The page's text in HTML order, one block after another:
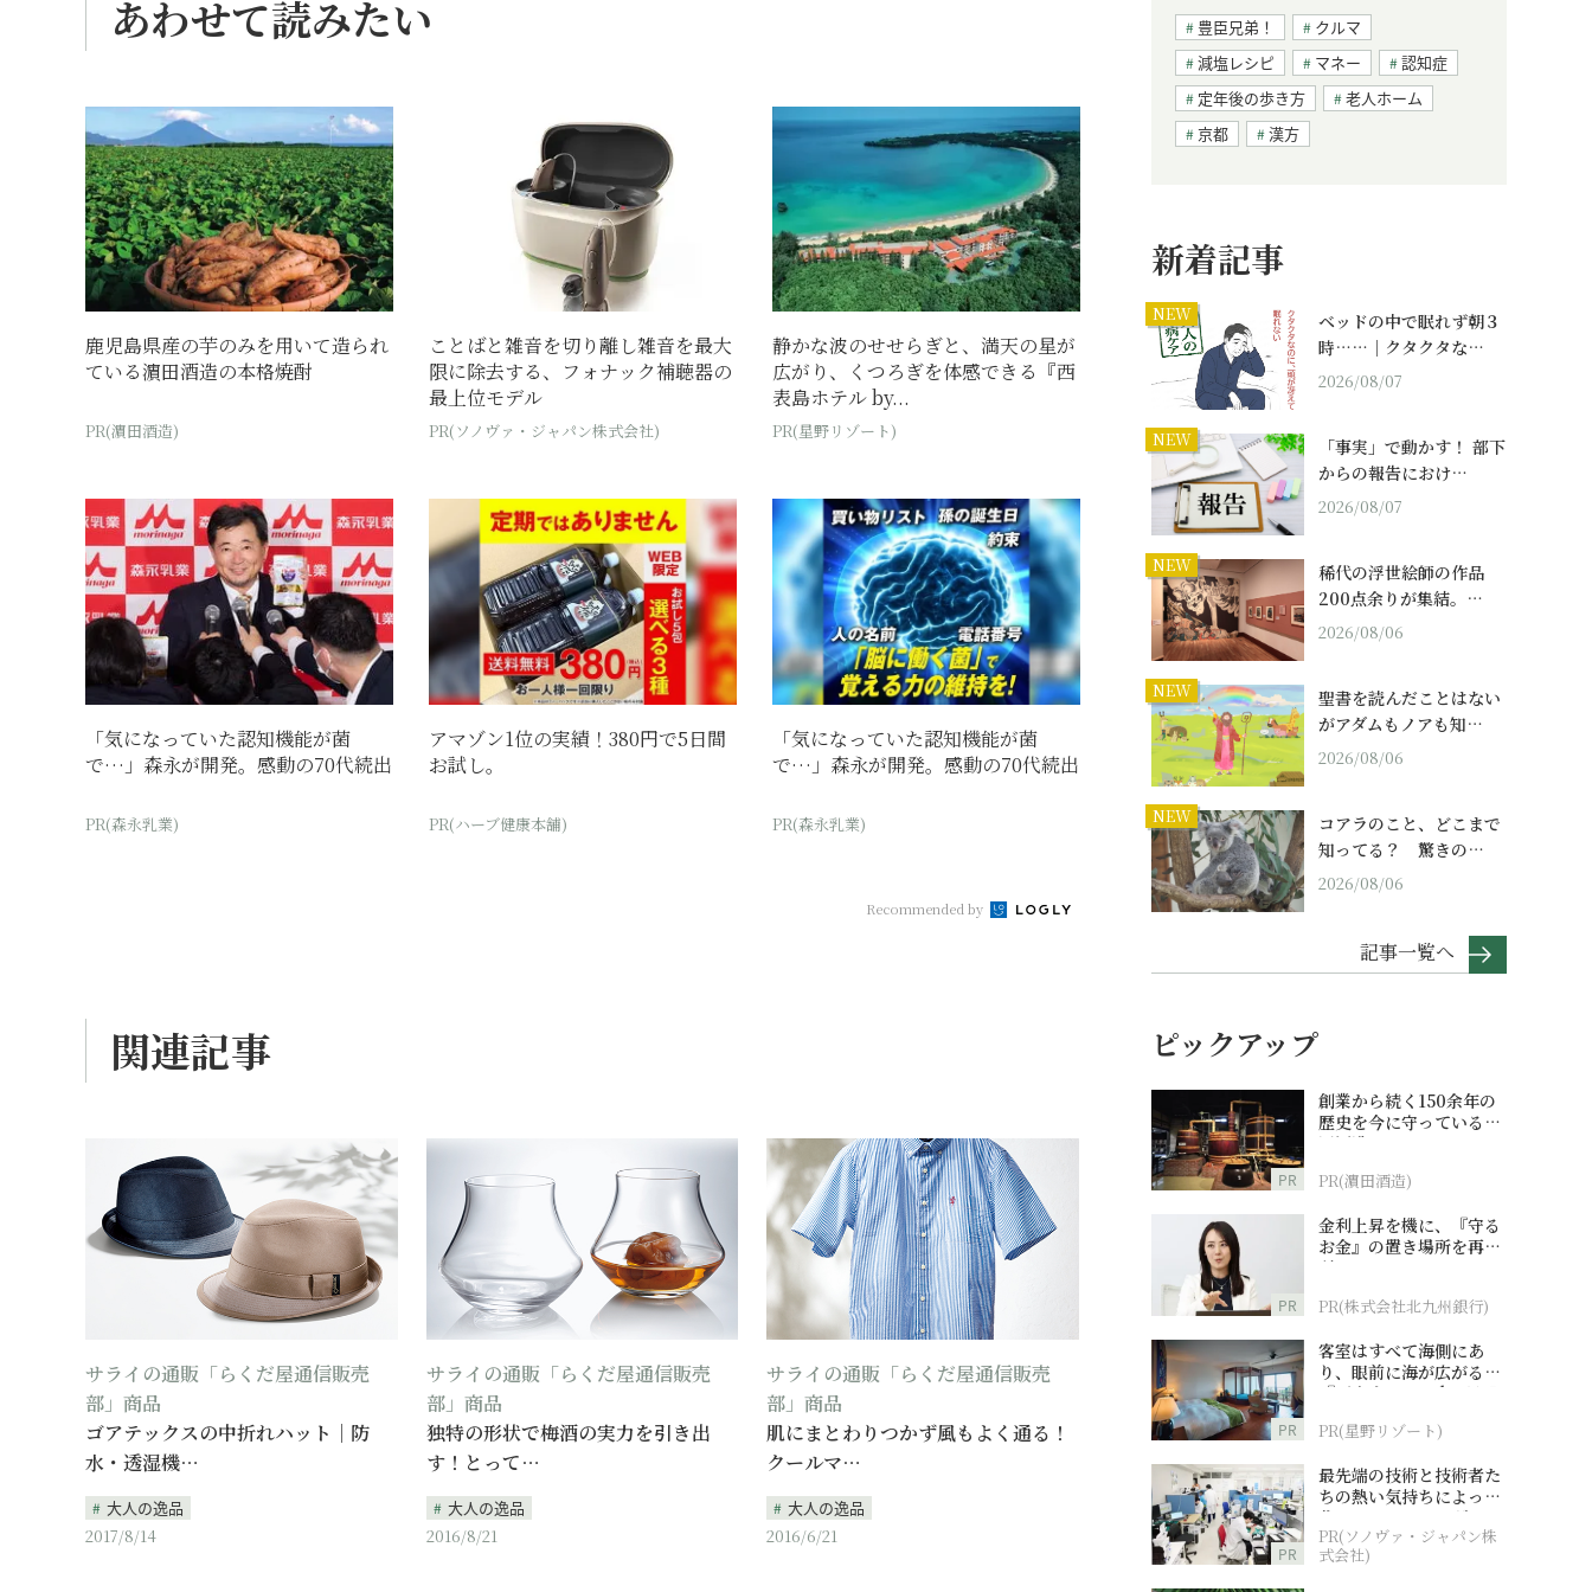
あわせて読みたい
鹿児島県産の芋のみを用いて造られ
ている濵田酒造の本格焼酎
PR(濵田酒造)
ことばと雑音を切り離し雑音を最大
限に除去する、フォナック補聴器の
最上位モデル
PR(ソノヴァ・ジャパン株式会社)
静かな波のせせらぎと、満天の星が
広がり、くつろぎを体感できる『西
表島ホテル by...
PR(星野リゾート)
「気になっていた認知機能が菌
で…」森永が開発。感動の70代続出
PR(森永乳業)
アマゾン1位の実績！380円で5日間
お試し。
PR(ハーブ健康本舗)
「気になっていた認知機能が菌
で…」森永が開発。感動の70代続出
PR(森永乳業)
Recommended by
関連記事
サライの通販「らくだ屋通信販売
部」商品
ゴアテックスの中折れハット｜防
水・透湿機…
大人の逸品
2017/8/14
サライの通販「らくだ屋通信販売
部」商品
独特の形状で梅酒の実力を引き出
す！とって…
大人の逸品
2016/8/21
サライの通販「らくだ屋通信販売
部」商品
肌にまとわりつかず風もよく通る！
クールマ…
大人の逸品
2016/6/21
豊臣兄弟！
クルマ
減塩レシピ
マネー
認知症
定年後の歩き方
老人ホーム
京都
漢方
新着記事
NEW
ベッドの中で眠れず朝３
時……｜クタクタな…
2026/08/07
NEW
「事実」で動かす！ 部下
からの報告におけ…
2026/08/07
NEW
稀代の浮世絵師の作品
200点余りが集結。…
2026/08/06
NEW
聖書を読んだことはない
がアダムもノアも知…
2026/08/06
NEW
コアラのこと、どこまで
知ってる？ 驚きの…
2026/08/06
記事一覧へ
ピックアップ
PR
創業から続く150余年の
歴史を今に守っている濵
田酒造
PR(濵田酒造)
PR
金利上昇を機に、『守る
お金』の置き場所を再検
討
PR(株式会社北九州銀行)
PR
客室はすべて海側にあ
り、眼前に海が広がる
『西表島ホテル by 星野
PR(星野リゾート)
PR
最先端の技術と技術者た
ちの熱い気持ちによって
作られているオーダーメ
イド補聴器
PR(ソノヴァ・ジャパン株
式会社)